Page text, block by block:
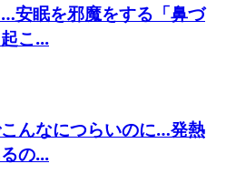
安眠を邪魔をする「鼻づ
こ...
んなにつらいのに…発熱
の...